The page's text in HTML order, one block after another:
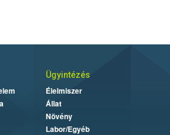
Ügyintézés
Élelmiszer
Állat
Növény
Labor/Egyéb